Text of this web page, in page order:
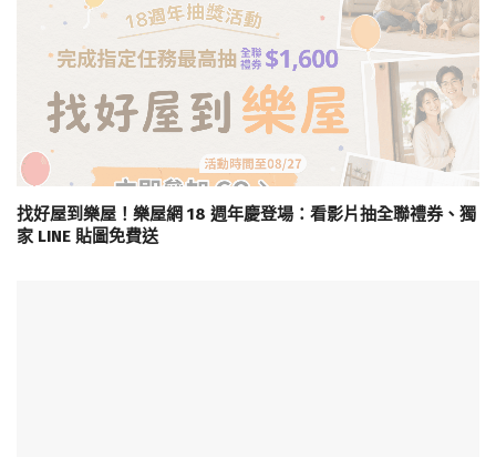
找好屋到樂屋！樂屋網 18 週年慶登場：看影片抽全聯禮券、獨
家 LINE 貼圖免費送